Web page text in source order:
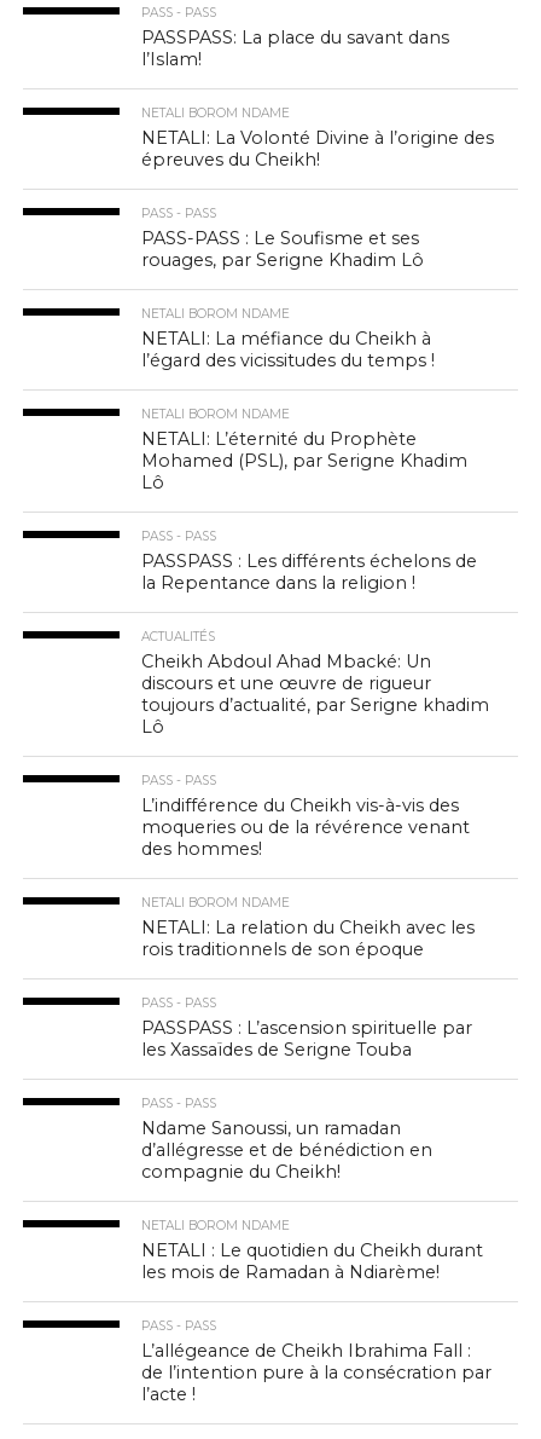
PASS - PASS
PASSPASS: La place du savant dans
l’Islam!
NETALI BOROM NDAME
NETALI: La Volonté Divine à l’origine des
épreuves du Cheikh!
PASS - PASS
PASS-PASS : Le Soufisme et ses
rouages, par Serigne Khadim Lô
NETALI BOROM NDAME
NETALI: La méfiance du Cheikh à
l’égard des vicissitudes du temps !
NETALI BOROM NDAME
NETALI: L’éternité du Prophète
Mohamed (PSL), par Serigne Khadim
Lô
PASS - PASS
PASSPASS : Les différents échelons de
la Repentance dans la religion !
ACTUALITÉS
Cheikh Abdoul Ahad Mbacké: Un
discours et une œuvre de rigueur
toujours d’actualité, par Serigne khadim
Lô
PASS - PASS
L’indifférence du Cheikh vis-à-vis des
moqueries ou de la révérence venant
des hommes!
NETALI BOROM NDAME
NETALI: La relation du Cheikh avec les
rois traditionnels de son époque
PASS - PASS
PASSPASS : L’ascension spirituelle par
les Xassaïdes de Serigne Touba
PASS - PASS
Ndame Sanoussi, un ramadan
d’allégresse et de bénédiction en
compagnie du Cheikh!
NETALI BOROM NDAME
NETALI : Le quotidien du Cheikh durant
les mois de Ramadan à Ndiarème!
PASS - PASS
L’allégeance de Cheikh Ibrahima Fall :
de l’intention pure à la consécration par
l’acte !